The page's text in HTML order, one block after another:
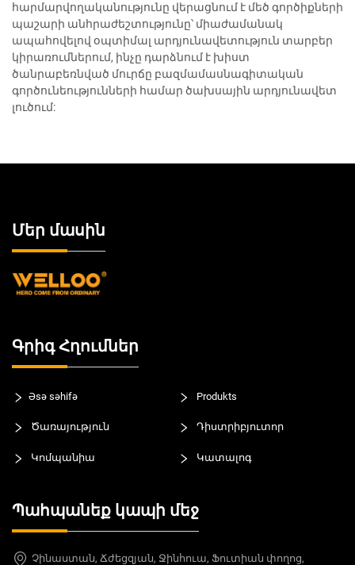
հարմարվողականությունը վերացնում է մեծ գործիքների
պաշարի անհրաժեշտությունը՝ միաժամանակ
ապահովելով օպտիմալ արդյունավետություն տարբեր
կիրառումներում, ինչը դարձնում է խիստ
ծանրաբեռնված մուրճը բազմամասնագիտական
գործունեությունների համար ծախսային արդյունավետ
լուծում:
Մեր մասին
Գրիգ Հղումներ
Əsə səhifə Produkts
Ծառայություն Դիստրիբյուտոր
Կոմպանիա Կատալոգ
Պահպանեք կապի մեջ
Չինաստան, Ճժեցզյան, Ջինհուա, Ֆուտիան փողոց,